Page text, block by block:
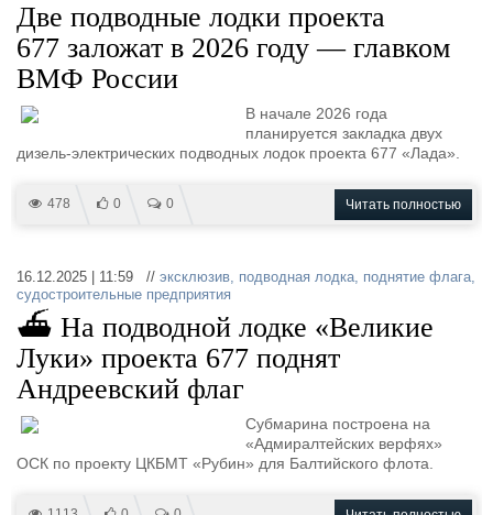
Две подводные лодки проекта
677 заложат в 2026 году — главком
ВМФ России
В начале 2026 года
планируется закладка двух
дизель-электрических подводных лодок проекта 677 «Лада».
478 0 0 Читать полностью
16.12.2025 | 11:59 // эксклюзив, подводная лодка, поднятие флага,
судостроительные предприятия
⛴ На подводной лодке «Великие
Луки» проекта 677 поднят
Андреевский флаг
Субмарина построена на
«Адмиралтейских верфях»
ОСК по проекту ЦКБМТ «Рубин» для Балтийского флота.